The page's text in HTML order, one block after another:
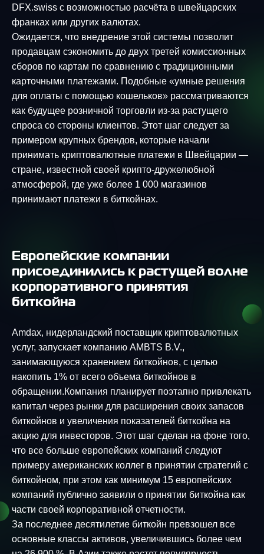
DFX.swiss с возможностью расчёта в швейцарских
франках или других валютах.
Ожидается, что внедрение этой системы позволит
продавцам сэкономить до двух третей комиссионных
сборов по картам по сравнению с традиционными
карточными платежами. Подобные «умные решения
для оплаты с помощью кошельков» рассматриваются
как будущее розничной торговли из-за растущего
спроса со стороны клиентов. Этот шаг следует за
примером крупных брендов, которые начали
принимать криптовалютные платежи в Швейцарии —
стране, известной своей крипто-дружелюбной
атмосферой, где уже более 1 000 магазинов
принимают платежи в биткойнах.
Европейские компании
присоединились к растущей волне
корпоративного принятия
биткойна
Amdax, нидерландский поставщик криптовалютных
услуг, запускает компанию AMBTS B.V.,
занимающуюся хранением биткойнов, с целью
накопить 1% от всего объема биткойнов в
обращении.Компания планирует поэтапно привлекать
капитал через рынки для расширения своих запасов
биткойнов и увеличения показателей биткойна на
акцию для инвесторов. Этот шаг сделан на фоне того,
что все больше европейских компаний следуют
примеру американских коллег в принятии стратегий с
биткойном, при этом как минимум 15 европейских
компаний публично заявили о принятии биткойна как
части своей корпоративной отчетности.
За последнее десятилетие биткойн превзошел все
основные классы активов, увеличившись более чем